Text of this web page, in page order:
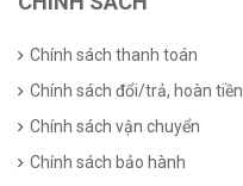
Chính sách thanh toán
Chính sách đổi/trả, hoàn tiền
Chính sách vận chuyển
Chính sách bảo hành